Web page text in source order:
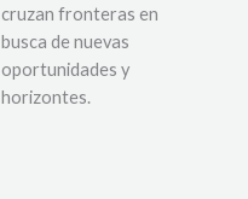
cruzan fronteras en
busca de nuevas
oportunidades y
horizontes.